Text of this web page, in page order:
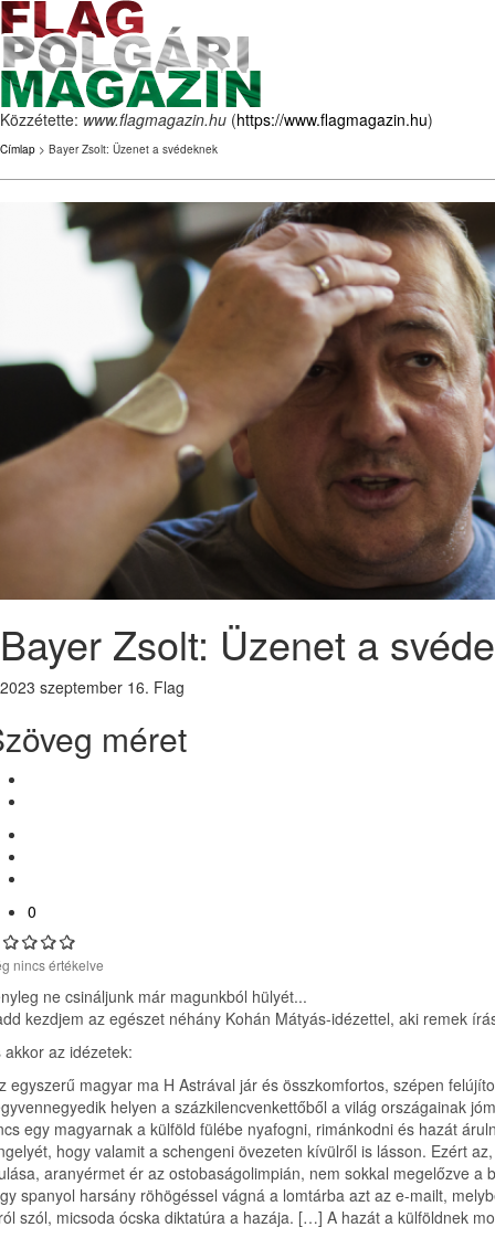
Közzétette: www.flagmagazin.hu (https://www.flagmagazin.hu)
Címlap > Bayer Zsolt: Üzenet a svédeknek
Bayer Zsolt: Üzenet a
2023 szeptember 16. Flag
méret
0
nincs értékelve
ne csináljunk már magunkból hülyét...
kezdjem az egészet néhány Kohán Mátyás-idézettel, aki remek
akkor az idézetek:
egyszerű magyar ma H Astrával jár és összkomfortos, szépen
helyen a százkilencvenkettőből a világ országainak
egy magyarnak a külföld fülébe nyafogni, rimánkodni és hazát
hogy valamit a schengeni övezeten kívülről is lásson. Ezért
aranyérmet ér az ostobaságolimpián, nem sokkal megelőzve
spanyol harsány röhögéssel vágná a lomtárba azt az e-mailt,
szól, micsoda ócska diktatúra a hazája. […] A hazát a külföldnek